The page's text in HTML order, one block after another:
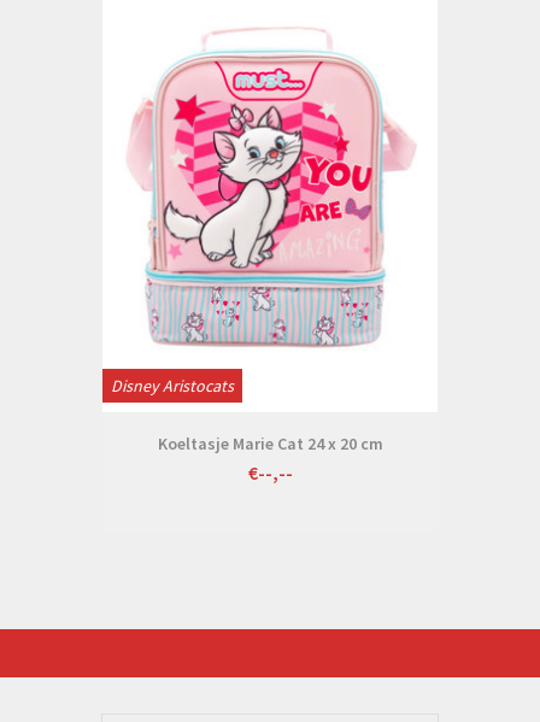
Disney Aristocats
Koeltasje Marie Cat 24 x 20 cm
€--,--